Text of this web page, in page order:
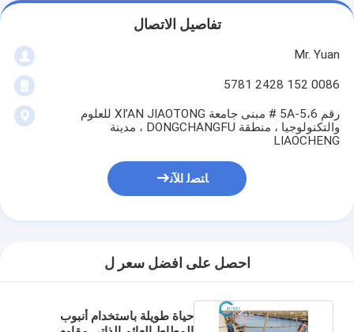
تفاصيل الاتصال
Mr. Yuan
0086 152 2428 5781
رقم 5A-5،6 # مبنى جامعة XI’AN JIAOTONG للعلوم
والتكنولوجيا ، منطقة DONGCHANGFU ، مدينة
LIAOCHENG
ﺎﺘﺼﻟ ﺍﻶﻧ
احصل على افضل سعر ل
حياة طويلة باستخدام أنبوب